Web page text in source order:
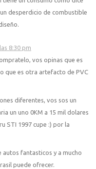
desperdicio de combustible
8:30 pm
vos opinas que es
que es otra artefacto de PVC
diferentes, vos sos un
un uno 0KM a 15 mil dolares
STI 1997 cupe :) por la
autos fantasticos y a mucho
puede ofrecer.